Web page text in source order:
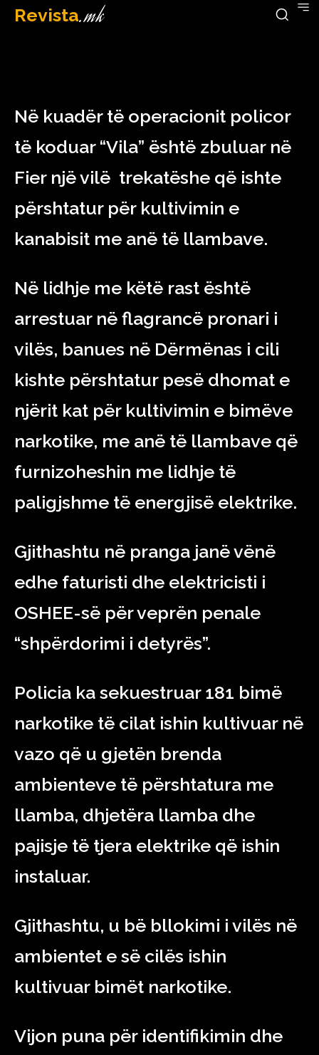
Revista.mk
February 15, 2023
Në kuadër të operacionit policor
të koduar “Vila” është zbuluar në
Fier një vilë trekatëshe që ishte
përshtatur për kultivimin e
kanabisit me anë të llambave.
Në lidhje me këtë rast është
arrestuar në flagrancë pronari i
vilës, banues në Dërmënas i cili
kishte përshtatur pesë dhomat e
njërit kat për kultivimin e bimëve
narkotike, me anë të llambave që
furnizoheshin me lidhje të
paligjshme të energjisë elektrike.
Gjithashtu në pranga janë vënë
edhe faturisti dhe elektricisti i
OSHEE-së për veprën penale
“shpërdorimi i detyrës”.
Policia ka sekuestruar 181 bimë
narkotike të cilat ishin kultivuar në
vazo që u gjetën brenda
ambienteve të përshtatura me
llamba, dhjetëra llamba dhe
pajisje të tjera elektrike që ishin
instaluar.
Gjithashtu, u bë bllokimi i vilës në
ambientet e së cilës ishin
kultivuar bimët narkotike.
Vijon puna për identifikimin dhe